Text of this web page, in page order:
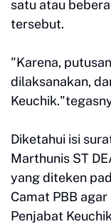
satu atau
tersebut.
"Karena,
dilaksanakan,
Diketahui isi
Marthunis ST
yang diteken
Camat PBB
Penjabat